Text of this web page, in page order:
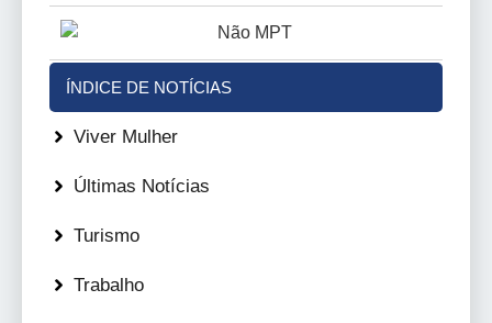
ÍNDICE DE NOTÍCIAS
Viver Mulher
Últimas Notícias
Turismo
Trabalho